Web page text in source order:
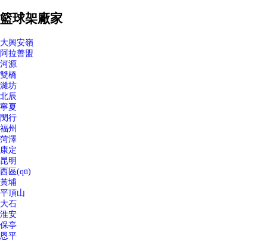
籃球架廠家
大興安嶺
阿拉善盟
河源
雙橋
濰坊
北辰
寧夏
閔行
福州
菏澤
康定
昆明
西區(qū)
黃埔
平頂山
大石
淮安
保亭
恩平